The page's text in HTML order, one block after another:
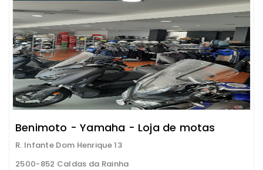
Benimoto - Yamaha - Loja de motas
R. Infante Dom Henrique 13
2500-852 Caldas da Rainha